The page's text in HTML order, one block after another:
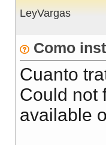
LeyVargas
Como
Cuanto
Could not
available